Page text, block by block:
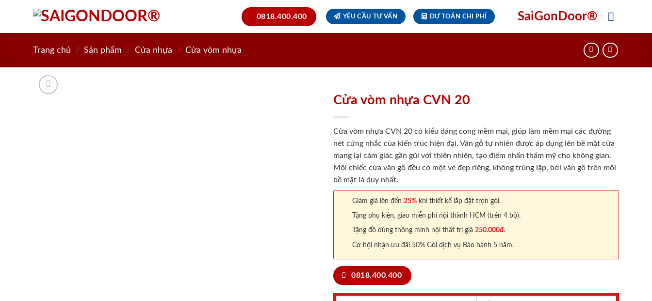
0818.400.400 YÊU CẦU TƯ VẤN DỰ TOÁN CHI PHÍ SaiGonDoor®
Trang chủ / Sản phẩm / Cửa nhựa / Cửa vòm nhựa
Cửa vòm nhựa CVN 20
Cửa vòm nhựa CVN 20 có kiểu dáng cong mềm mại, giúp làm mềm mại các đường
nét cứng nhắc của kiến trúc hiện đại. Vân gỗ tự nhiên được áp dụng lên bề mặt cửa
mang lại cảm giác gần gũi với thiên nhiên, tạo điểm nhấn thẩm mỹ cho không gian.
Mỗi chiếc cửa vân gỗ đều có một vẻ đẹp riêng, không trùng lặp, bởi vân gỗ trên mỗi
bề mặt là duy nhất.
Giảm giá lên đến 25% khi thiết kế lắp đặt trọn gói.
Tặng phụ kiện, giao miễn phí nội thành HCM (trên 4 bộ).
Tặng đồ dùng thông minh nội thất trị giá 250.000đ.
Cơ hội nhận ưu đãi 50% Gói dịch vụ Bảo hành 5 năm.
0818.400.400